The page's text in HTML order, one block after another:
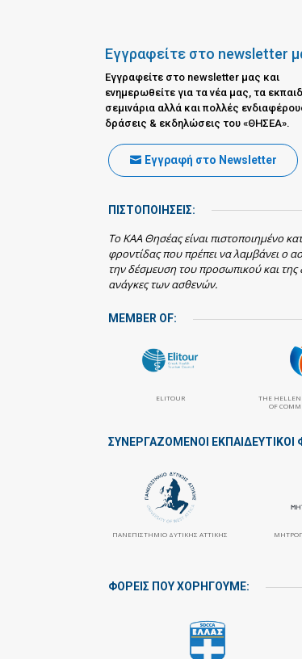
Εγγραφείτε στο newsletter
Εγγραφείτε στο newsletter μας και
ενημερωθείτε για τα νέα μας, τα
σεμινάρια αλλά και πολλές
δράσεις & εκδηλώσεις του «ΘΗΣΕΑ».
Εγγραφή στο Newsletter
ΠΙΣΤΟΠΟΙΗΣΕΙΣ:
Το ΚΑΑ Θησέας είναι πιστοποιημένο
φροντίδας που πρέπει να λαμβάνει ο
την δέσμευση του προσωπικού και της
ανάγκες των ασθενών.
MEMBER OF:
ELITOUR
THE
OF
ΣΥΝΕΡΓΑΖΌΜΕΝΟΙ ΕΚΠΑΙΔΕΥΤΙΚΟΊ
ΠΑΝΕΠΙΣΤΉΜΙΟ ΔΥΤΙΚΉΣ ΑΤΤΙΚΉΣ
ΦΟΡΕΙΣ ΠΟΥ ΧΟΡΗΓΟΥΜΕ: